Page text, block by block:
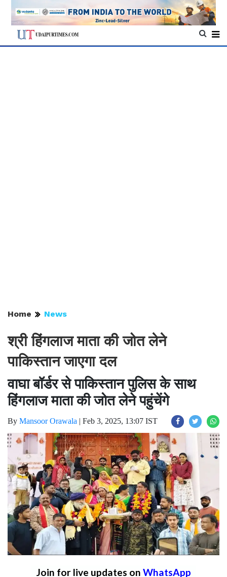
Home News
श्री हिंगलाज माता की जोत लेने
पाकिस्तान जाएगा दल
वाघा बॉर्डर से पाकिस्तान पुलिस के साथ
हिंगलाज माता की जोत लेने पहुंचेंगे
By Mansoor Orawala | Feb 3, 2025, 13:07 IST
Join for live updates on WhatsApp